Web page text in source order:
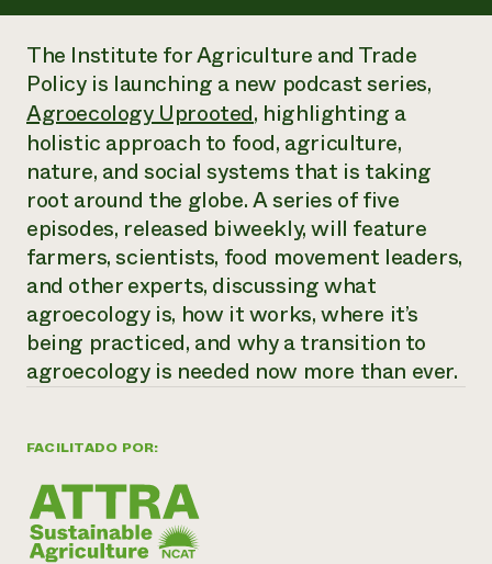
Informes anuales y financieros
Informe de
impacto 2024
LEER EL INFORME
Latinos en la agricultura
Sistemas alimentarios locales
Agricultura urbana
Las mujeres en la agricultura
Evento anual de reciclaje de productos electrónicos
Programa de descuentos de NorthWestern Energy
Servicios energéticos comerciales
Servicios energéticos residenciales
LIHEAP
Centro de intercambio de información AgriSolar
Blog
Podcasts
Publicaciones
Cursos cortos
Vídeos
Oportunidades de financiación
Noticias
Internship Hub
Donar
Donaciones planificadas
Boletín
Consultas de los medios de comunicación
Todos
contribuyen a la
resiliencia de la
comunidad.
DONAR AHORA
FACILITADO POR:
The Institute for Agriculture and Trade
Policy is launching a new podcast series,
Agroecology Uprooted, highlighting a
holistic approach to food, agriculture,
nature, and social systems that is taking
root around the globe. A series of five
episodes, released biweekly, will feature
farmers, scientists, food movement leaders,
and other experts, discussing what
agroecology is, how it works, where it’s
being practiced, and why a transition to
agroecology is needed now more than ever.